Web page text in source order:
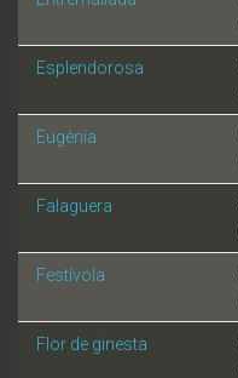
Esplendorosa
Eugènia
Falaguera
Festívola
Flor de ginesta